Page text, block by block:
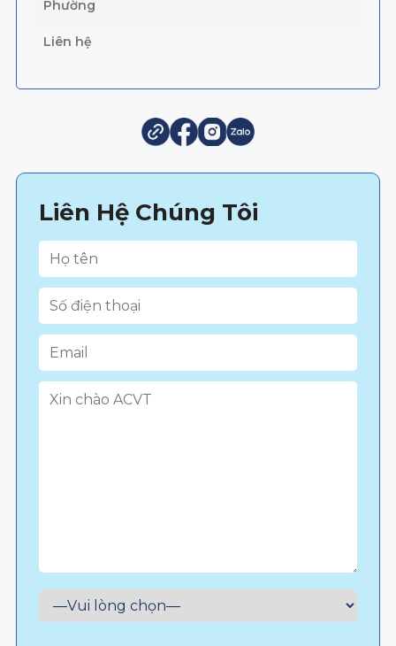
Phường
Liên hệ
Liên Hệ Chúng Tôi